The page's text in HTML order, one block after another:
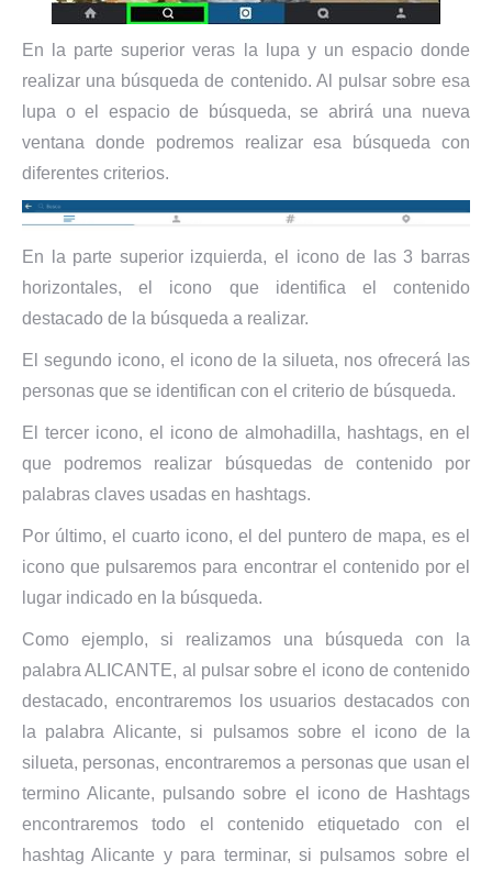
En la parte superior veras la lupa y un espacio donde
realizar una búsqueda de contenido. Al pulsar sobre esa
lupa o el espacio de búsqueda, se abrirá una nueva
ventana donde podremos realizar esa búsqueda con
diferentes criterios.
En la parte superior izquierda, el icono de las 3 barras
horizontales, el icono que identifica el contenido
destacado de la búsqueda a realizar.
El segundo icono, el icono de la silueta, nos ofrecerá las
personas que se identifican con el criterio de búsqueda.
El tercer icono, el icono de almohadilla, hashtags, en el
que podremos realizar búsquedas de contenido por
palabras claves usadas en hashtags.
Por último, el cuarto icono, el del puntero de mapa, es el
icono que pulsaremos para encontrar el contenido por el
lugar indicado en la búsqueda.
Como ejemplo, si realizamos una búsqueda con la
palabra ALICANTE, al pulsar sobre el icono de contenido
destacado, encontraremos los usuarios destacados con
la palabra Alicante, si pulsamos sobre el icono de la
silueta, personas, encontraremos a personas que usan el
termino Alicante, pulsando sobre el icono de Hashtags
encontraremos todo el contenido etiquetado con el
hashtag Alicante y para terminar, si pulsamos sobre el